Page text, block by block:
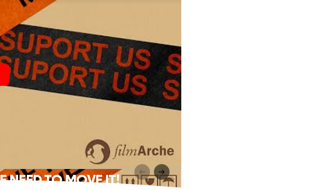
TO MOVE IT!